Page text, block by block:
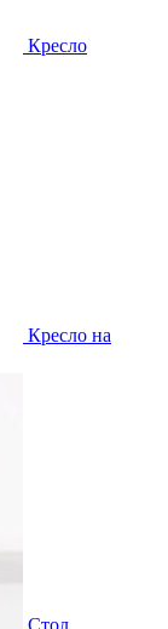
Кресло
Кресло на
Стол